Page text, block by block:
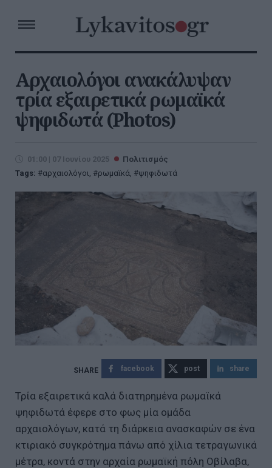
Αρχαιολόγοι ανακάλυψαν
τρία εξαιρετικά ρωμαϊκά
ψηφιδωτά (Photos)
01:00 | 07 Ιουνίου 2025
Πολιτισμός
Tags:
αρχαιολόγοι, ρωμαϊκά, ψηφιδωτά
facebook post share
Τρία εξαιρετικά καλά διατηρημένα ρωμαϊκά
ψηφιδωτά έφερε στο φως μία ομάδα
αρχαιολόγων, κατά τη διάρκεια ανασκαφών σε ένα
κτιριακό συγκρότημα πάνω από χίλια τετραγωνικά
μέτρα, κοντά στην αρχαία ρωμαϊκή πόλη Οβίλαβα,